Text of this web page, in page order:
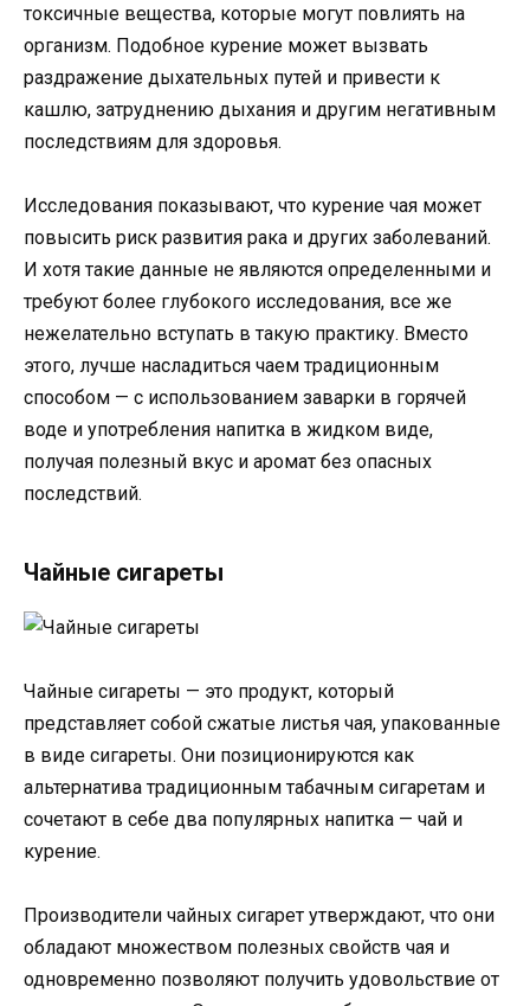
токсичные вещества, которые могут повлиять на
организм. Подобное курение может вызвать
раздражение дыхательных путей и привести к
кашлю, затруднению дыхания и другим негативным
последствиям для здоровья.
Исследования показывают, что курение чая может
повысить риск развития рака и других заболеваний.
И хотя такие данные не являются определенными и
требуют более глубокого исследования, все же
нежелательно вступать в такую практику. Вместо
этого, лучше насладиться чаем традиционным
способом — с использованием заварки в горячей
воде и употребления напитка в жидком виде,
получая полезный вкус и аромат без опасных
последствий.
Чайные сигареты
Чайные сигареты — это продукт, который
представляет собой сжатые листья чая, упакованные
в виде сигареты. Они позиционируются как
альтернатива традиционным табачным сигаретам и
сочетают в себе два популярных напитка — чай и
курение.
Производители чайных сигарет утверждают, что они
обладают множеством полезных свойств чая и
одновременно позволяют получить удовольствие от